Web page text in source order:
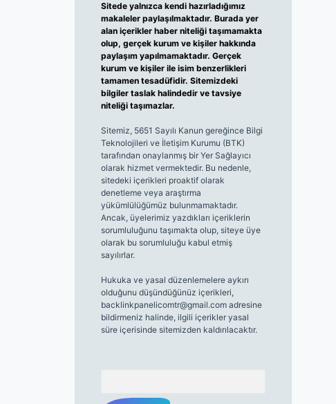
Sitede yalnızca kendi hazırladığımız
makaleler paylaşılmaktadır. Burada yer
alan içerikler haber niteliği taşımamakta
olup, gerçek kurum ve kişiler hakkında
paylaşım yapılmamaktadır. Gerçek
kurum ve kişiler ile isim benzerlikleri
tamamen tesadüfidir. Sitemizdeki
bilgiler taslak halindedir ve tavsiye
niteliği taşımazlar.
Sitemiz, 5651 Sayılı Kanun gereğince Bilgi
Teknolojileri ve İletişim Kurumu (BTK)
tarafından onaylanmış bir Yer Sağlayıcı
olarak hizmet vermektedir. Bu nedenle,
sitedeki içerikleri proaktif olarak
denetleme veya araştırma
yükümlülüğümüz bulunmamaktadır.
Ancak, üyelerimiz yazdıkları içeriklerin
sorumluluğunu taşımakta olup, siteye üye
olarak bu sorumluluğu kabul etmiş
sayılırlar.
Hukuka ve yasal düzenlemelere aykırı
olduğunu düşündüğünüz içerikleri,
backlinkpanelicomtr@gmail.comadresine
bildirmeniz halinde, ilgili içerikler yasal
süre içerisinde sitemizden kaldırılacaktır.